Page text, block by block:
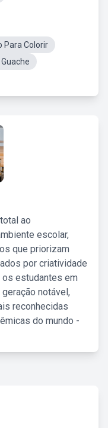
Para Colorir
ao
escolar,
que priorizam
por criatividade
os estudantes em
notável,
reconhecidas
do mundo -